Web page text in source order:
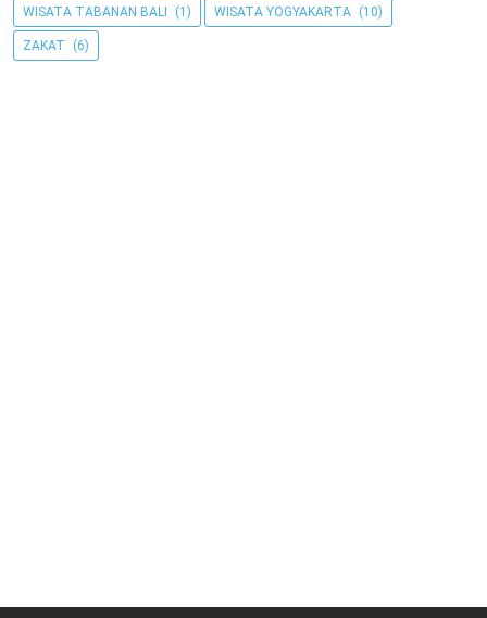
WISATA TABANAN BALI (1) WISATA YOGYAKARTA (10)
ZAKAT (6)